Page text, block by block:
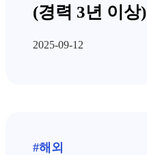
(경력 3년 이상)
2025-09-12
#해외